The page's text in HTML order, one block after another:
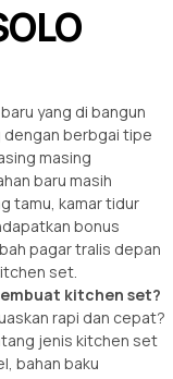
yang di bangun
berbgai tipe
masing
baru masih
tamu, kamar tidur
bonus
pagar tralis depan
set.
kitchen set?
rapi dan cepat?
jenis kitchen set
bahan baku